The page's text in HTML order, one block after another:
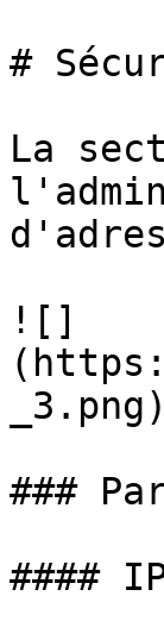
#
La
![]
_3.png)
###
####